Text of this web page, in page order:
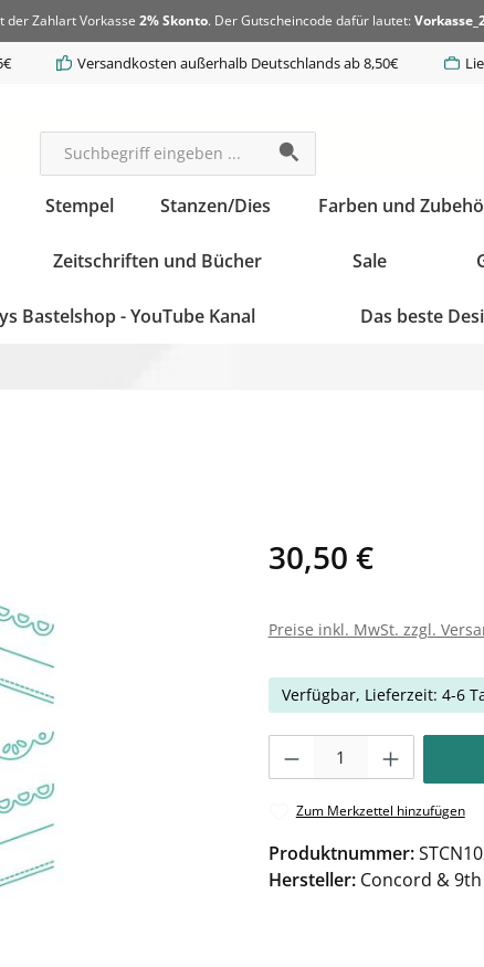
der Zahlart Vorkasse 2% Skonto. Der Gutscheincode dafür lautet:
Versandkosten außerhalb Deutschlands ab 8,50€
Stempel Stanzen/Dies Farben und
Zeitschriften und Bücher Sale
Bastelshop - YouTube Kanal Das beste
30,50 €
Preise inkl. MwSt. zzgl.
Verfügbar, Lieferzeit: 4-6
Zum Merkzettel hinzufügen
Produktnummer:
Hersteller: Concord & 9th